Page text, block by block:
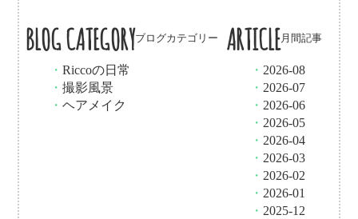
BLOG CATEGORYブログカテゴリー
・Riccoの日常
・撮影風景
・ヘアメイク
ARTICLE月間記事
・ 2026-08
・ 2026-07
・ 2026-06
・ 2026-05
・ 2026-04
・ 2026-03
・ 2026-02
・ 2026-01
・ 2025-12